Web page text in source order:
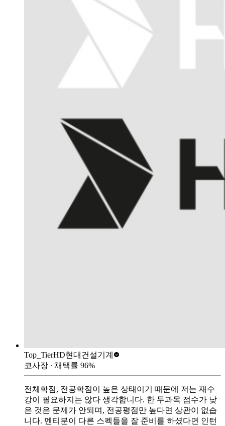
Top_TierHD현대건설기계
코사장 ∙ 채택률 96%
전체학점, 전공학점이 높은 상태이기 때문에 저는 재수
강이 필요하지는 않다 생각합니다. 한 두과목 점수가 낮
은 것은 문제가 안되며, 전공평점만 높다면 상관이 없습
니다. 멘티분이 다른 스펙들을 잘 준비를 하셨다면 인턴